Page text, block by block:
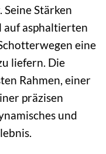
Stärken
auf asphaltierten
eine
liefern. Die
Rahmen, einer
präzisen
und